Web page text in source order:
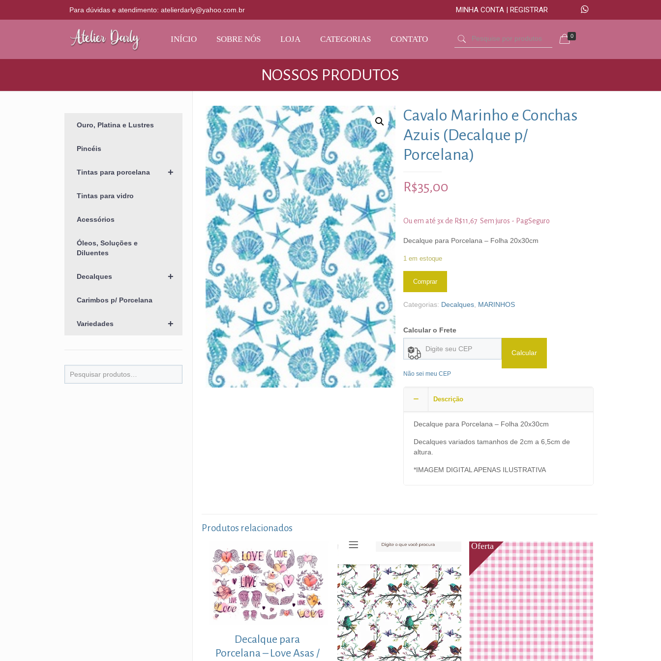
Para dúvidas e atendimento: atelierdarly@yahoo.com.br MINHA CONTA | REGISTRAR
INÍCIO SOBRE NÓS LOJA CATEGORIAS CONTATO 0
NOSSOS PRODUTOS
Cavalo Marinho e Conchas
Azuis (Decalque p/
Porcelana)
R$35,00
Ou em até 3x de R$11,67 Sem juros - PagSeguro
Decalque para Porcelana – Folha 20x30cm
1 em estoque
Comprar
Categorias: Decalques MARINHOS
Calcular o Frete
Calcular
Não sei meu CEP
Descrição
Decalque para Porcelana – Folha 20x30cm
Decalques variados tamanhos de 2cm a 6,5cm de
altura.
*IMAGEM DIGITAL APENAS ILUSTRATIVA
Produtos relacionados
Decalque para
Porcelana – Love Asas /
Ouro, Platina e Lustres
Pincéis
+
Tintas para porcelana
Tintas para vidro
Acessórios
Óleos, Soluções e
Diluentes
+
Decalques
Carimbos p/ Porcelana
+
Variedades